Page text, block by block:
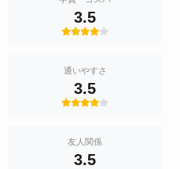
3.5
通いやすさ
3.5
友人関係
3.5